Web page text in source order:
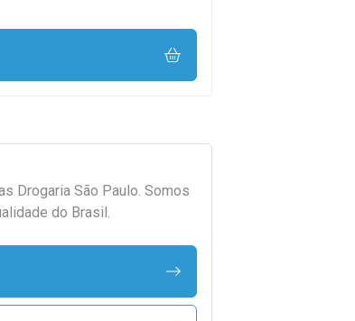
Drogaria São Paulo. Somos
do Brasil.